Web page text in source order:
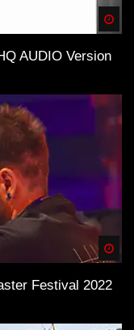
AUDIO Version
Festival 2022